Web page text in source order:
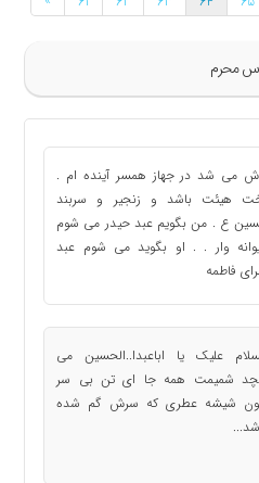
محرم
می شد در جهاز همسر آینده ام .
هیئت باشد و ﺯﻧﺠﻴﺮ و ﺳﺮﺑﻨﺪ
ع . من بگویم عبد حیدر می شوم
وار . . او بگوید می شوم عبد
فاطمه
علیک یا اباعبدا..الحسین می
شمیمت همه جا ای تن بی سر
شیشه عطری که سرش گم شده